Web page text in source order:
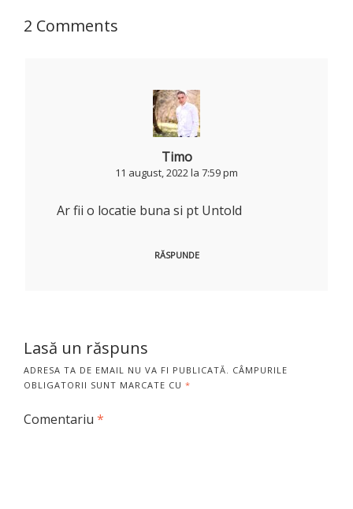
2 Comments
Timo
11 august, 2022 la 7:59 pm
Ar fii o locatie buna si pt Untold
RĂSPUNDE
Lasă un răspuns
ADRESA TA DE EMAIL NU VA FI PUBLICATĂ.
CÂMPURILE
OBLIGATORII SUNT MARCATE CU *
Comentariu *